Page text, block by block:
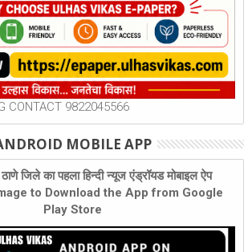
CONTACT 9822045566
MOBILE APP
जिले का पहला हिन्दी न्यूज एंड्रॉयड मोबाइल ऐप
to Download the App from Google
Play Store